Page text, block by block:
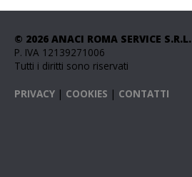
© 2026 ANACI ROMA SERVICE S.R.L.
P. IVA 12139271006
Tutti i diritti sono riservati
PRIVACY | COOKIES | CONTATTI